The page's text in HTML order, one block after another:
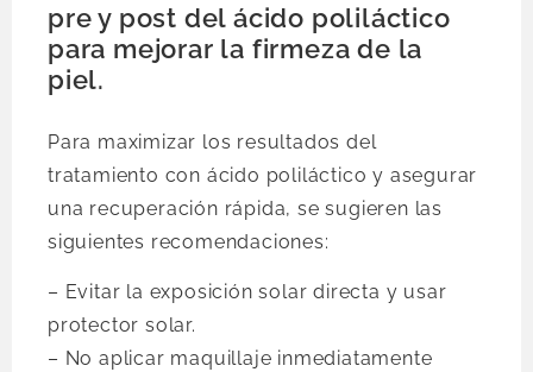
pre y post del ácido poliláctico
para mejorar la firmeza de la
piel.
Para maximizar los resultados del
tratamiento con ácido poliláctico y asegurar
una recuperación rápida, se sugieren las
siguientes recomendaciones:
– Evitar la exposición solar directa y usar
protector solar.
– No aplicar maquillaje inmediatamente